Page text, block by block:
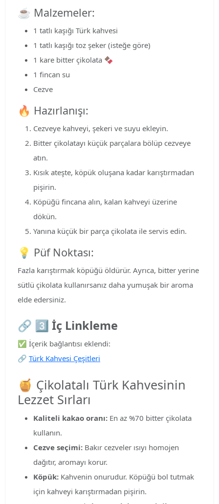
☕ Malzemeler:
1 tatlı kaşığı Türk kahvesi
1 tatlı kaşığı toz şeker (isteğe göre)
1 kare bitter çikolata 🍫
1 fincan su
Cezve
🔥 Hazırlanışı:
Cezveye kahveyi, şekeri ve suyu ekleyin.
Bitter çikolatayı küçük parçalara bölüp cezveye
atın.
Kısık ateşte, köpük oluşana kadar karıştırmadan
pişirin.
Köpüğü fincana alın, kalan kahveyi üzerine
dökün.
Yanına küçük bir parça çikolata ile servis edin.
💡 Püf Noktası:
Fazla karıştırmak köpüğü öldürür. Ayrıca, bitter yerine
sütlü çikolata kullanırsanız daha yumuşak bir aroma
elde edersiniz.
🔗 3️⃣ İç Linkleme
✅ İçerik bağlantısı eklendi:
🔗 Türk Kahvesi Çeşitleri
🍯 Çikolatalı Türk Kahvesinin
Lezzet Sırları
Kaliteli kakao oranı: En az %70 bitter çikolata
kullanın.
Cezve seçimi: Bakır cezveler ısıyı homojen
dağıtır, aromayı korur.
Köpük: Kahvenin onurudur. Köpüğü bol tutmak
için kahveyi karıştırmadan pişirin.